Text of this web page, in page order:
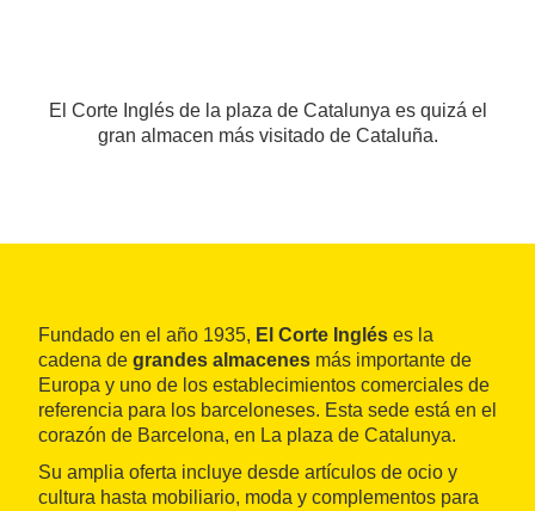
El Corte Inglés de la plaza de Catalunya es quizá el
gran almacen más visitado de Cataluña.
Fundado en el año 1935, El Corte Inglés es la
cadena de grandes almacenes más importante de
Europa y uno de los establecimientos comerciales de
referencia para los barceloneses. Esta sede está en el
corazón de Barcelona, en La plaza de Catalunya.
Su amplia oferta incluye desde artículos de ocio y
cultura hasta mobiliario, moda y complementos para